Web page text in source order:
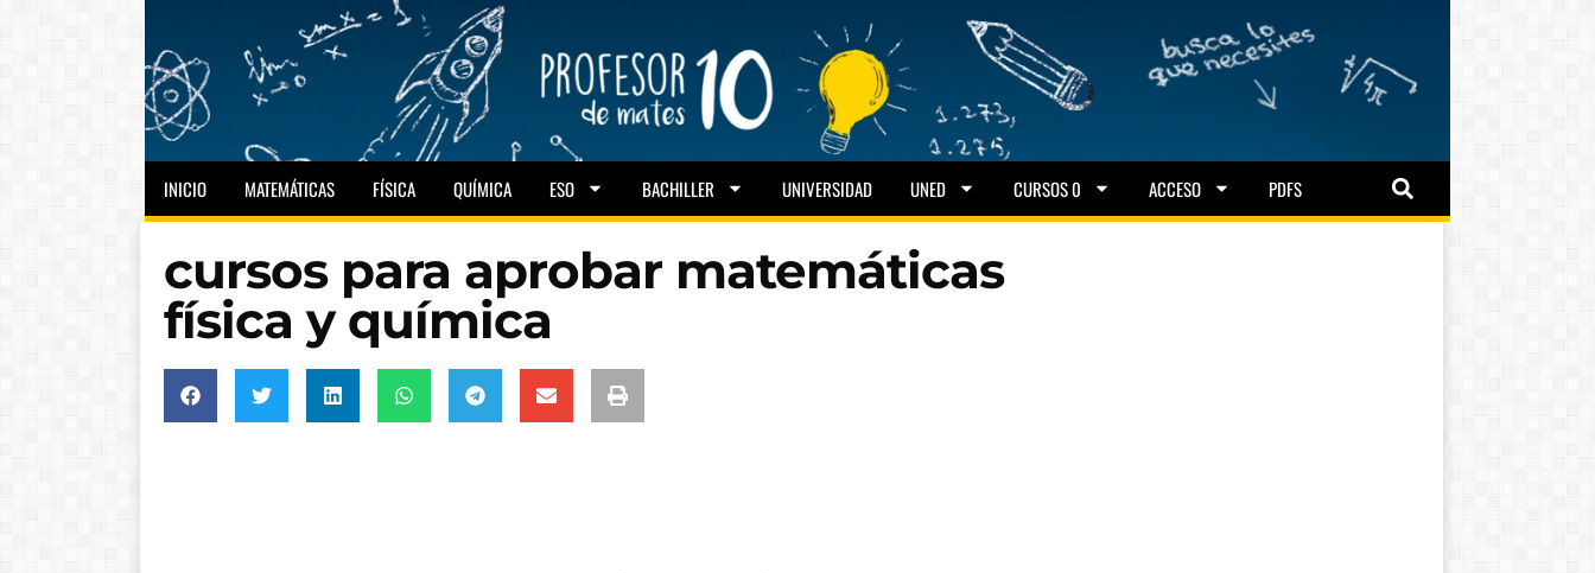
INICIO MATEMÁTICAS FÍSICA QUÍMICA ESO BACHILLER UNIVERSIDAD UNED CURSOS 0 ACCESO PDFS
cursos para aprobar matemáticas
física y química